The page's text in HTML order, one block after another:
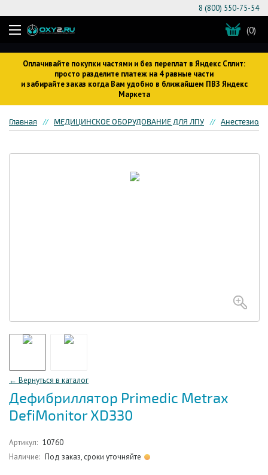
Оплачивайте покупки частями и без переплат в Яндекс Сплит:
просто разделите платеж на 4 равные части
и забирайте заказ когда Вам удобно в ближайшем ПВЗ Яндекс
Маркета
8 (800) 550-75-54
(0)
Главная МЕДИЦИНСКОЕ ОБОРУДОВАНИЕ ДЛЯ ЛПУ
← Вернуться в каталог
Дефибриллятор Primedic Metrax
DefiMonitor XD330
Артикул: 10760
Наличие: Под заказ, сроки уточняйте